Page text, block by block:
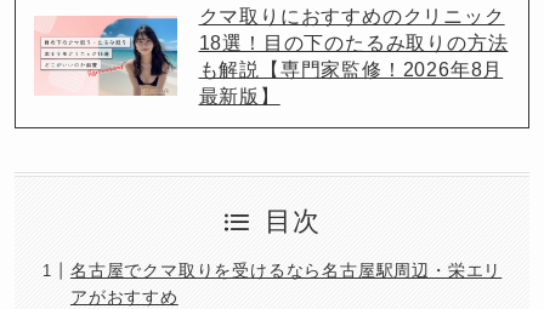
クマ取りにおすすめのクリニック
18選！目の下のたるみ取りの方法
も解説【専門家監修！2026年8月
最新版】
目次
名古屋でクマ取りを受けるなら名古屋駅周辺・栄エリ
アがおすすめ